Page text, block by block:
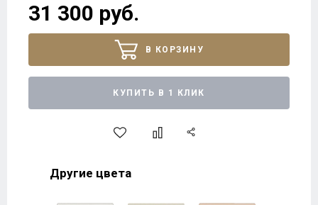
31 300 руб.
В КОРЗИНУ
КУПИТЬ В 1 КЛИК
Другие цвета